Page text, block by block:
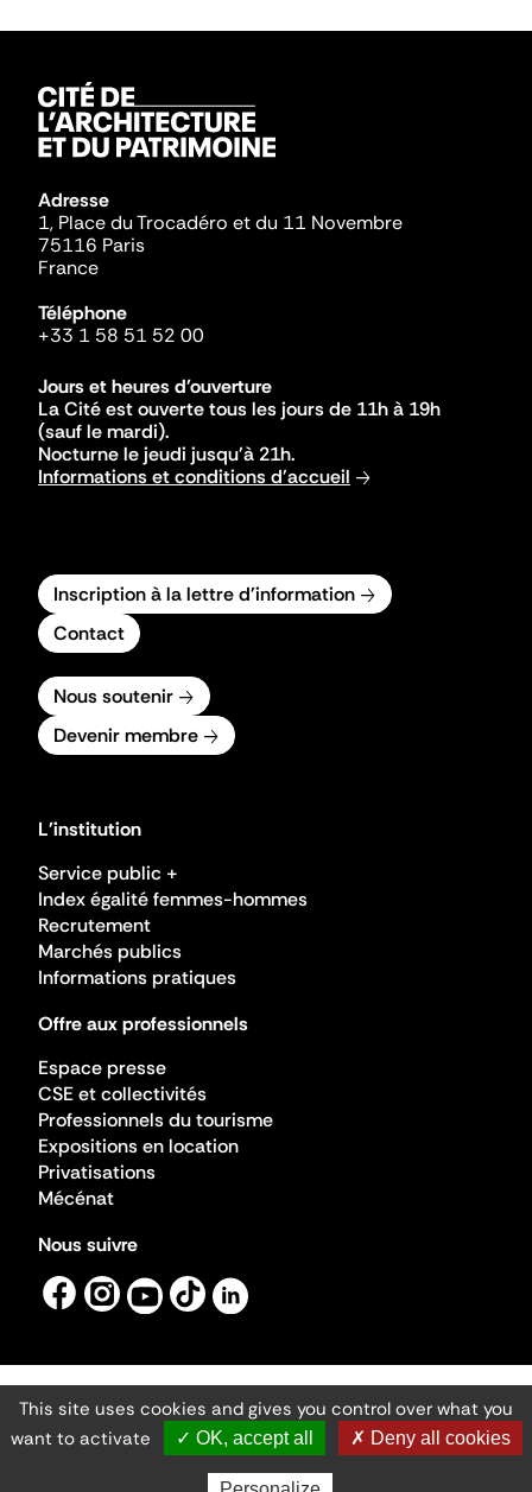
Adresse
1, Place du Trocadéro et du 11 Novembre
75116 Paris
France
Téléphone
+33 1 58 51 52 00
Jours et heures d'ouverture
La Cité est ouverte tous les jours de 11h à 19h
(sauf le mardi).
Nocturne le jeudi jusqu'à 21h.
Informations et conditions d'accueil
Inscription à la lettre d'information
Contact
Nous soutenir
Devenir membre
L'institution
Service public +
Index égalité femmes-hommes
Recrutement
Marchés publics
Informations pratiques
Offre aux professionnels
Espace presse
CSE et collectivités
Professionnels du tourisme
Expositions en location
Privatisations
Mécénat
Nous suivre
Mentions légales
Gestion des cookies
Accessibilité numérique
Ministère de la Culture ©2026
- Cité de l'architecture et du patrimoine
This site uses cookies and gives you control over what you
want to activate
✓ OK, accept all ✗ Deny all cookies